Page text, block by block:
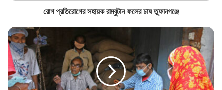
রোগ প্রতিরোগের সহায়ক রাম্বুটান ফলের চাষ তুফানগঞ্জে